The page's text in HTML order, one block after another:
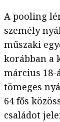
A pooling
személy
műszaki
korábban a
március
tömeges
64 fős
családot